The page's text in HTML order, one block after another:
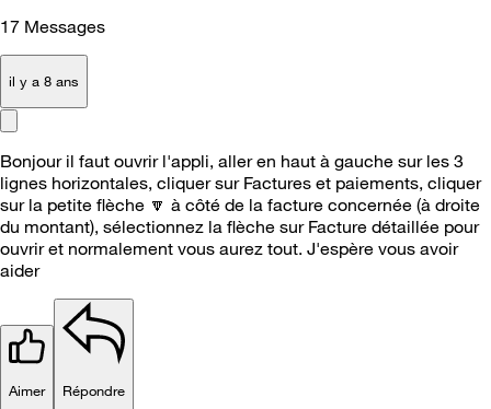
17 Messages
il y a 8 ans
Bonjour il faut ouvrir l'appli, aller en haut à gauche sur les 3
lignes horizontales, cliquer sur Factures et paiements, cliquer
sur la petite flèche 🔽 à côté de la facture concernée (à droite
du montant), sélectionnez la flèche sur Facture détaillée pour
ouvrir et normalement vous aurez tout. J'espère vous avoir
aider
Aimer Répondre